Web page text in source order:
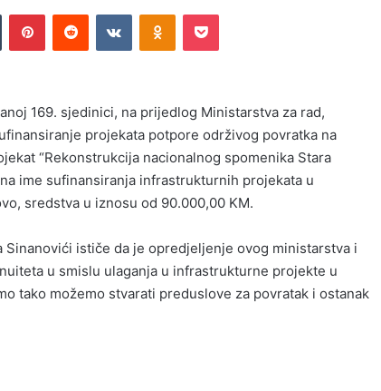
Tumblr PinterestReddit VKontakteOdnoklassniki
Pocket
169. sjedinici, na prijedlog Ministarstva za rad,
projekata potpore održivog povratka na
“Rekonstrukcija nacionalnog spomenika Stara
ime sufinansiranja infrastrukturnih projekata u
sredstva u iznosu od 90.000,00 KM.
ističe da je opredjeljenje ovog ministarstva i
u smislu ulaganja u infrastrukturne projekte u
tako možemo stvarati preduslove za povratak i ostanak